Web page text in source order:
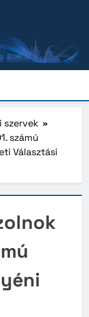
szervek
számú
Választási